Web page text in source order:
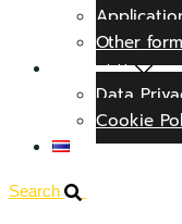
Other
Contract Us
Data
Cookie
ไทย
Search